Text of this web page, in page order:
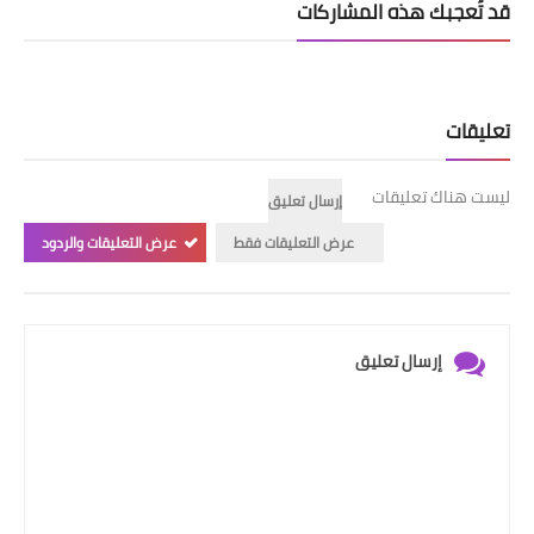
قد تُعجبك هذه المشاركات
تعليقات
ليست هناك تعليقات
إرسال تعليق
عرض التعليقات فقط
عرض التعليقات والردود
إرسال تعليق